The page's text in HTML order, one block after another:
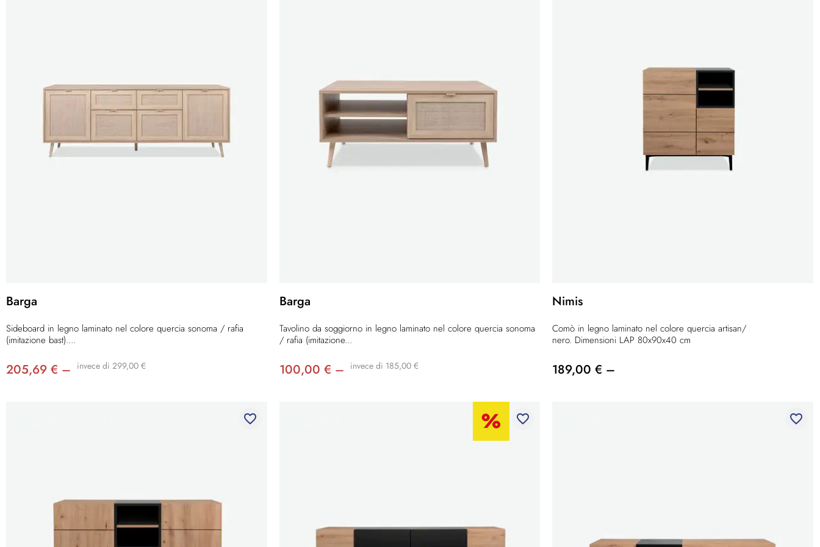
Barga
Sideboard in legno laminato nel colore quercia sonoma / rafia
(imitazione bast)....
205,69 € – invece di 299,00 €
Barga
Tavolino da soggiorno in legno laminato nel colore quercia sonoma
/ rafia (imitazione...
100,00 € – invece di 185,00 €
Nimis
Comò in legno laminato nel colore quercia artisan/
nero. Dimensioni LAP 80x90x40 cm
189,00 € –
favorite_border favorite_border favorite_border